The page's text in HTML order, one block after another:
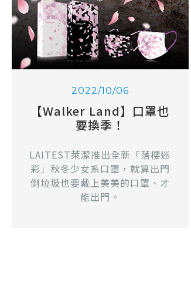
2022/10/06
【Walker Land】口罩也
要換季！
LAITEST萊潔推出全新「落櫻迷
彩」秋冬少女系口罩，就算出門
倒垃圾也要戴上美美的口罩、才
能出門。